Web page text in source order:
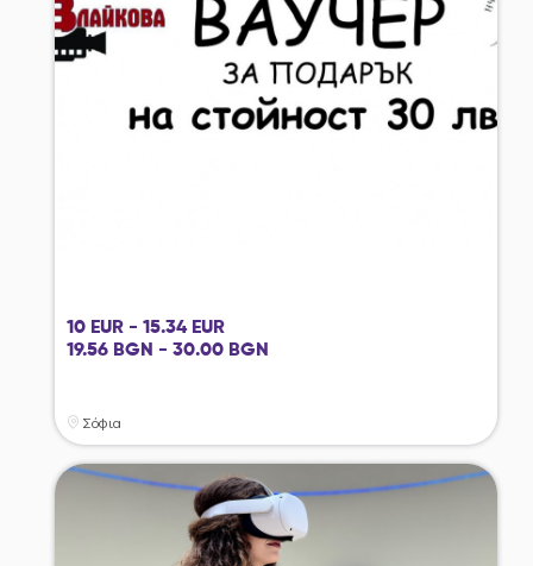
10 EUR - 15.34 EUR
19.56 BGN - 30.00 BGN
Σόφια